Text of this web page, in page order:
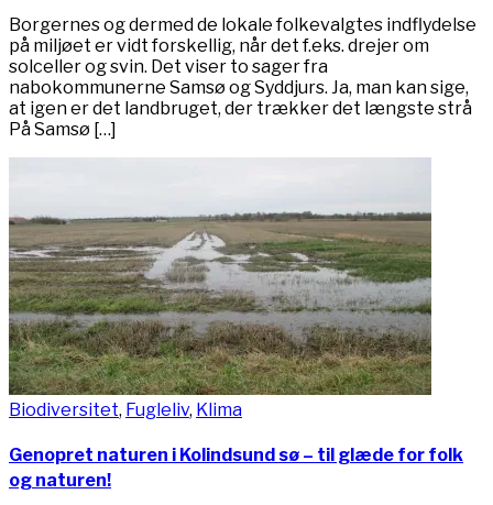
Borgernes og dermed de lokale folkevalgtes indflydelse
på miljøet er vidt forskellig, når det f.eks. drejer om
solceller og svin. Det viser to sager fra
nabokommunerne Samsø og Syddjurs. Ja, man kan sige,
at igen er det landbruget, der trækker det længste strå
På Samsø […]
Biodiversitet, Fugleliv, Klima
Genopret naturen i Kolindsund sø – til glæde for folk
og naturen!